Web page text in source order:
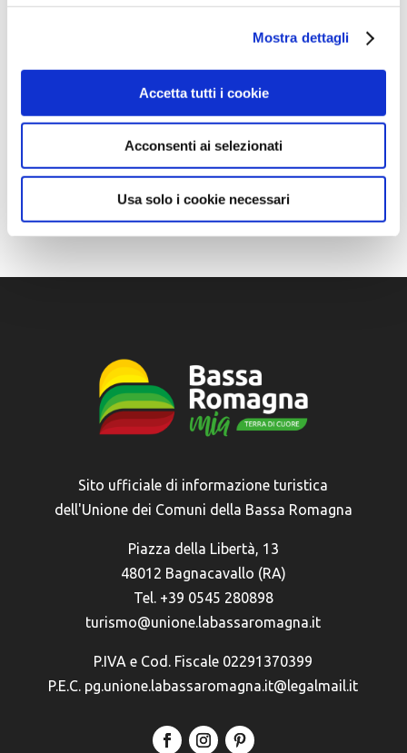
Mostra dettagli
Accetta tutti i cookie
Acconsenti ai selezionati
Usa solo i cookie necessari
Sito ufficiale di informazione turistica
dell'Unione dei Comuni della Bassa Romagna
Piazza della Libertà, 13
48012 Bagnacavallo (RA)
Tel. +39 0545 280898
turismo@unione.labassaromagna.it
P.IVA e Cod. Fiscale 02291370399
P.E.C. pg.unione.labassaromagna.it@legalmail.it